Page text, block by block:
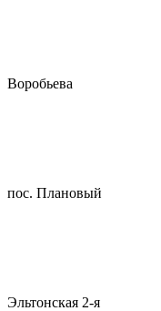
Воробьева
пос. Плановый
Эльтонская 2-я